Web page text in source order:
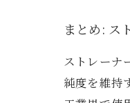
まとめ: ス
ストレーナ
純度を維持